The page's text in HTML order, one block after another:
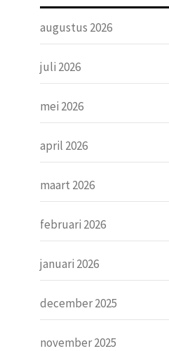
augustus 2026
juli 2026
mei 2026
april 2026
maart 2026
februari 2026
januari 2026
december 2025
november 2025